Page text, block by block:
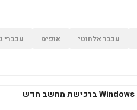
עכבר אלחוטי אופיס עכברי